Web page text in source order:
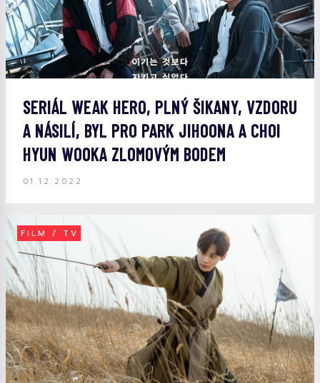
SERIÁL WEAK HERO, PLNÝ ŠIKANY, VZDORU
A NÁSILÍ, BYL PRO PARK JIHOONA A CHOI
HYUN WOOKA ZLOMOVÝM BODEM
01.12.2022
FILM / TV